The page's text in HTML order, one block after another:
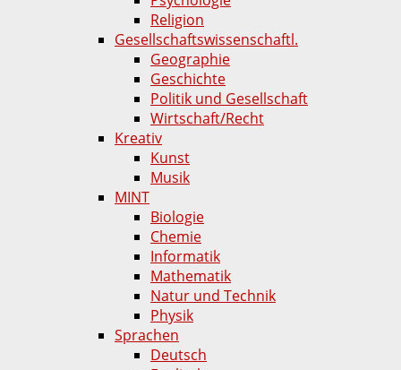
Religion
Gesellschaftswissenschaftl.
Geographie
Geschichte
Politik und Gesellschaft
Wirtschaft/Recht
Kreativ
Kunst
Musik
MINT
Biologie
Chemie
Informatik
Mathematik
Natur und Technik
Physik
Sprachen
Deutsch